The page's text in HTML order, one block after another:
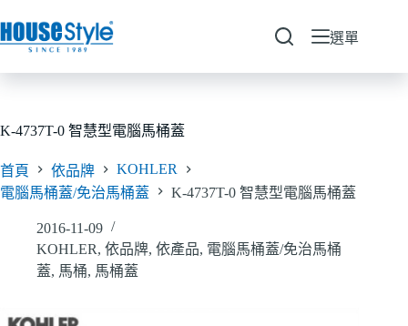
至
要
選單
K-4737T-0 智慧型電腦馬桶蓋
首頁 依品牌
KOHLER
電腦馬桶蓋/免治馬桶蓋
K-4737T-0 智慧型電腦馬桶蓋
2016-11-09
KOHLER, 依品牌, 依產品, 電腦馬桶蓋/免治馬桶
蓋, 馬桶, 馬桶蓋